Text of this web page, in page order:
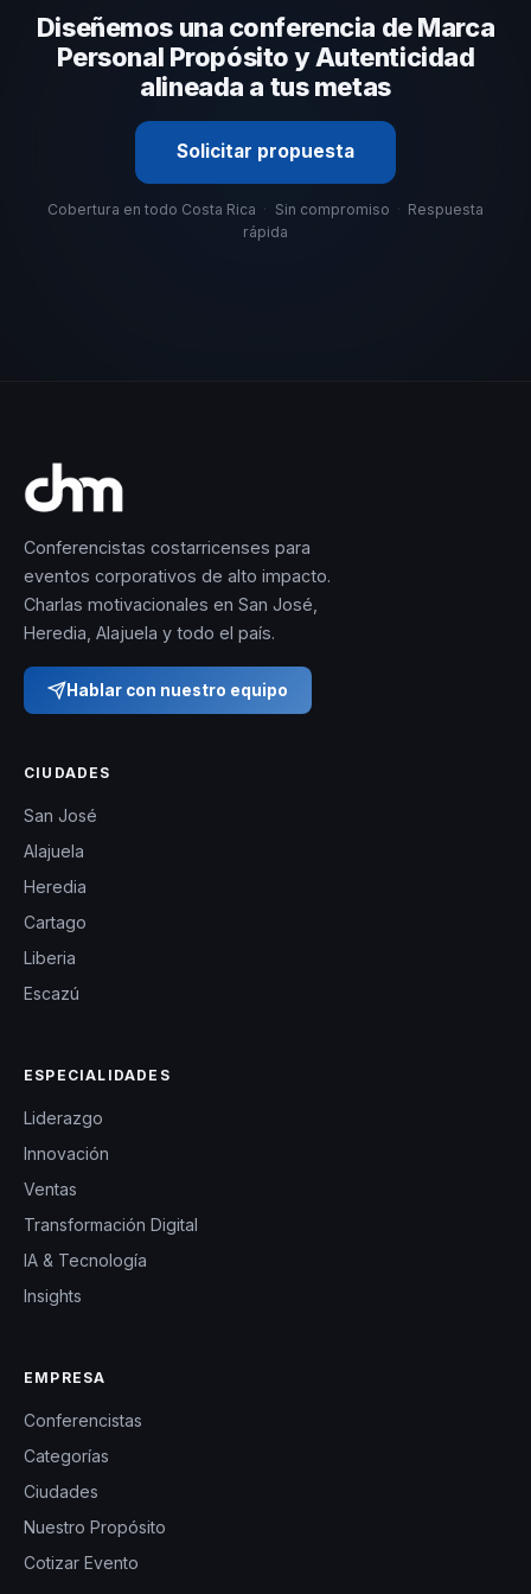
organizacional. En CHM Costa Rica te ayudamos con una
selección estratégica basada en estos criterios.
Diseñemos una conferencia de Marca
Personal Propósito y Autenticidad
alineada a tus metas
Solicitar propuesta
Cobertura en todo Costa Rica · Sin compromiso · Respuesta
rápida
Conferencistas costarricenses para
eventos corporativos de alto impacto.
Charlas motivacionales en San José,
Heredia, Alajuela y todo el país.
Hablar con nuestro equipo
CIUDADES
San José
Alajuela
Heredia
Cartago
Liberia
Escazú
ESPECIALIDADES
Liderazgo
Innovación
Ventas
Transformación Digital
IA & Tecnología
Insights
EMPRESA
Conferencistas
Categorías
Ciudades
Nuestro Propósito
Cotizar Evento